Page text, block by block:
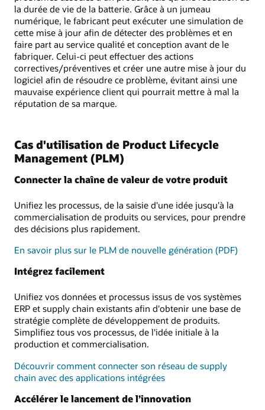
la durée de vie de la batterie. Grâce à un jumeau
numérique, le fabricant peut exécuter une simulation de
cette mise à jour afin de détecter des problèmes et en
faire part au service qualité et conception avant de le
fabriquer. Celui-ci peut effectuer des actions
correctives/préventives et créer une autre mise à jour du
logiciel afin de résoudre ce problème, évitant ainsi une
mauvaise expérience client qui pourrait mettre à mal la
réputation de sa marque.
Cas d'utilisation de Product Lifecycle
Management (PLM)
Connecter la chaîne de valeur de votre produit
Unifiez les processus, de la saisie d'une idée jusqu'à la
commercialisation de produits ou services, pour prendre
des décisions plus rapidement.
En savoir plus sur le PLM de nouvelle génération (PDF)
Intégrez facilement
Unifiez vos données et processus issus de vos systèmes
ERP et supply chain existants afin d'obtenir une base de
stratégie complète de développement de produits.
Simplifiez tous vos processus, de l'idée initiale à la
production et commercialisation.
Découvrir comment connecter son réseau de supply
chain avec des applications intégrées
Accélérer le lancement de l’innovation